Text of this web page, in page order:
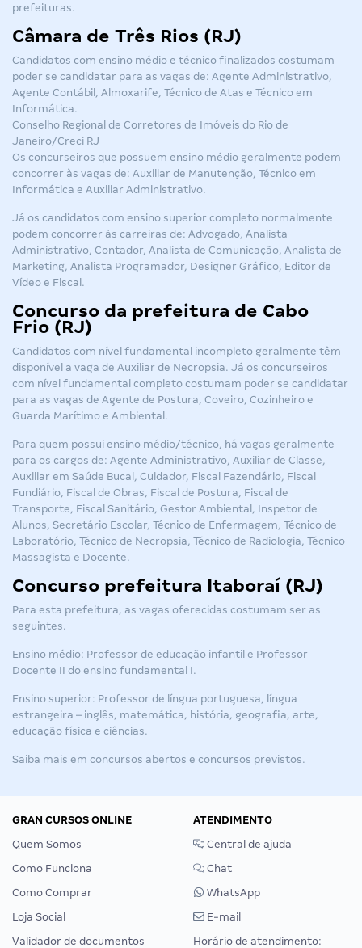
prefeituras.
Câmara de Três Rios (RJ)
Candidatos com ensino médio e técnico finalizados costumam
poder se candidatar para as vagas de: Agente Administrativo,
Agente Contábil, Almoxarife, Técnico de Atas e Técnico em
Informática.
Conselho Regional de Corretores de Imóveis do Rio de
Janeiro/Creci RJ
Os concurseiros que possuem ensino médio geralmente podem
concorrer às vagas de: Auxiliar de Manutenção, Técnico em
Informática e Auxiliar Administrativo.
Já os candidatos com ensino superior completo normalmente
podem concorrer às carreiras de: Advogado, Analista
Administrativo, Contador, Analista de Comunicação, Analista de
Marketing, Analista Programador, Designer Gráfico, Editor de
Vídeo e Fiscal.
Concurso da prefeitura de Cabo
Frio (RJ)
Candidatos com nível fundamental incompleto geralmente têm
disponível a vaga de Auxiliar de Necropsia. Já os concurseiros
com nível fundamental completo costumam poder se candidatar
para as vagas de Agente de Postura, Coveiro, Cozinheiro e
Guarda Marítimo e Ambiental.
Para quem possui ensino médio/técnico, há vagas geralmente
para os cargos de: Agente Administrativo, Auxiliar de Classe,
Auxiliar em Saúde Bucal, Cuidador, Fiscal Fazendário, Fiscal
Fundiário, Fiscal de Obras, Fiscal de Postura, Fiscal de
Transporte, Fiscal Sanitário, Gestor Ambiental, Inspetor de
Alunos, Secretário Escolar, Técnico de Enfermagem, Técnico de
Laboratório, Técnico de Necropsia, Técnico de Radiologia, Técnico
Massagista e Docente.
Concurso prefeitura Itaboraí (RJ)
Para esta prefeitura, as vagas oferecidas costumam ser as
seguintes.
Ensino médio: Professor de educação infantil e Professor
Docente II do ensino fundamental I.
Ensino superior: Professor de língua portuguesa, língua
estrangeira – inglês, matemática, história, geografia, arte,
educação física e ciências.
Saiba mais em concursos abertos e concursos previstos.
GRAN CURSOS ONLINE
Quem Somos
Como Funciona
Como Comprar
Loja Social
Validador de documentos
ATENDIMENTO
Central de ajuda
Chat
WhatsApp
E-mail
Horário de atendimento: